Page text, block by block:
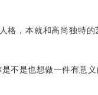
本就和高尚独特的
是也想做一件有意义